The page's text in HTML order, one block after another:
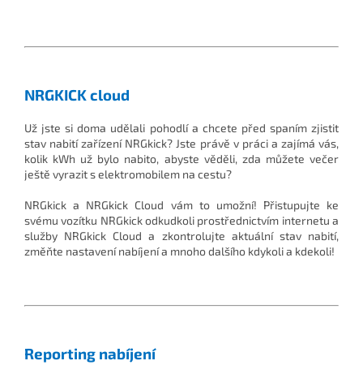
NRGKICK cloud
Už jste si doma udělali pohodlí a chcete před spaním zjistit
stav nabití zařízení NRGkick? Jste právě v práci a zajímá vás,
kolik kWh už bylo nabito, abyste věděli, zda můžete večer
ještě vyrazit s elektromobilem na cestu?
NRGkick a NRGkick Cloud vám to umožní! Přistupujte ke
svému vozítku NRGkick odkudkoli prostřednictvím internetu a
služby NRGkick Cloud a zkontrolujte aktuální stav nabití,
změňte nastavení nabíjení a mnoho dalšího kdykoli a kdekoli!
Reporting nabíjení